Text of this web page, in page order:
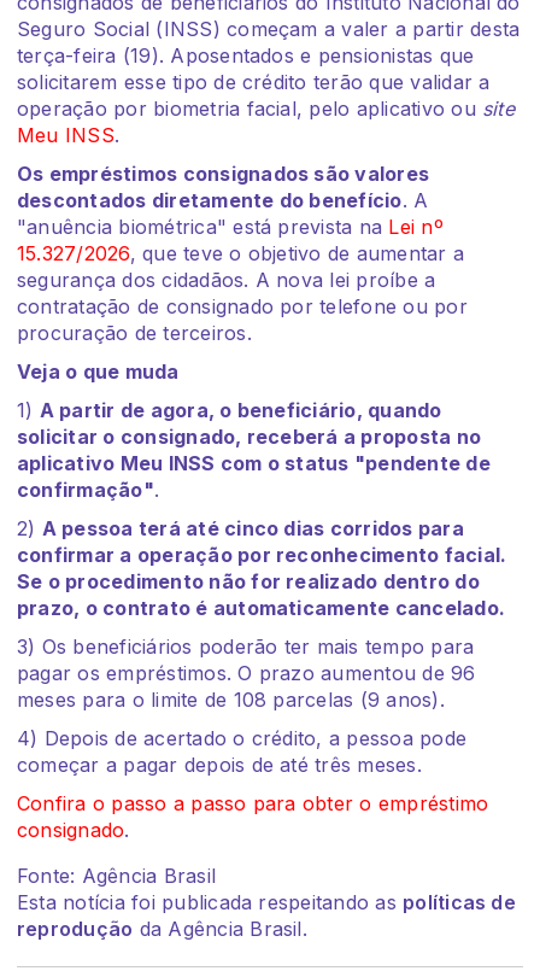
Seguro Social (INSS) começam a valer a partir desta
terça-feira (19). Aposentados e pensionistas que
solicitarem esse tipo de crédito terão que validar a
operação por biometria facial, pelo aplicativo ou site
Meu INSS.
Os empréstimos consignados são valores
descontados diretamente do benefício. A
"anuência biométrica" está prevista na Lei nº
15.327/2026, que teve o objetivo de aumentar a
segurança dos cidadãos. A nova lei proíbe a
contratação de consignado por telefone ou por
procuração de terceiros.
Veja o que muda
1) A partir de agora, o beneficiário, quando
solicitar o consignado, receberá a proposta no
aplicativo Meu INSS com o status "pendente de
confirmação".
2) A pessoa terá até cinco dias corridos para
confirmar a operação por reconhecimento facial.
Se o procedimento não for realizado dentro do
prazo, o contrato é automaticamente cancelado.
3) Os beneficiários poderão ter mais tempo para
pagar os empréstimos. O prazo aumentou de 96
meses para o limite de 108 parcelas (9 anos).
4) Depois de acertado o crédito, a pessoa pode
começar a pagar depois de até três meses.
Confira o passo a passo para obter o empréstimo
consignado.
Fonte: Agência Brasil
Esta notícia foi publicada respeitando as políticas de
reprodução da Agência Brasil.